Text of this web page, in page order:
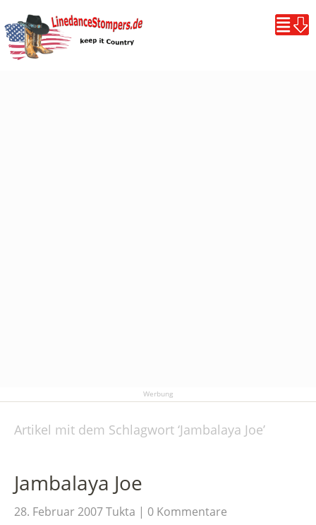
Werbung
Artikel mit dem Schlagwort ‘Jambalaya Joe’
Jambalaya Joe
28. Februar 2007Tukta 0 Kommentare